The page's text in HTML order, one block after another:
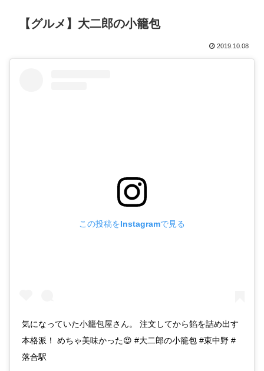
【グルメ】大二郎の小籠包
2019.10.08
この投稿をInstagramで見る
気になっていた小籠包屋さん。 注文してから餡を詰め出す
本格派！ めちゃ美味かった😍 #大二郎の小籠包 #東中野 #
落合駅